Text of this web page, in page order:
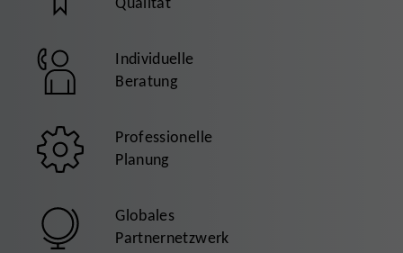
Individuelle
Beratung
Professionelle
Planung
Globales
Partnernetzwerk